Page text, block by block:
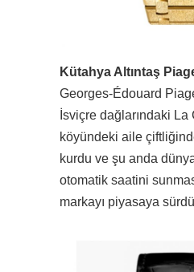
Kütahya Altıntaş
Georges-Édouard
İsviçre dağlarındaki
köyündeki aile
kurdu ve şu anda
otomatik saatini
markayı piyasaya